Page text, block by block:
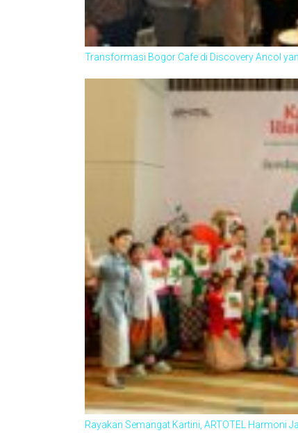
Transformasi Bogor Cafe di Discovery Ancol
Rayakan Semangat Kartini, ARTOTEL Harmoni